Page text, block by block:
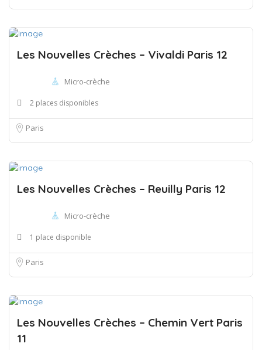
Les Nouvelles Crèches – Vivaldi Paris 12
Micro-crèche
2 places disponibles
Paris
Les Nouvelles Crèches – Reuilly Paris 12
Micro-crèche
1 place disponible
Paris
Les Nouvelles Crèches – Chemin Vert Paris
11